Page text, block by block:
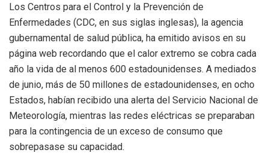
Los Centros para el Control y la Prevención de
Enfermedades (CDC, en sus siglas inglesas), la agencia
gubernamental de salud pública, ha emitido avisos en su
página web recordando que el calor extremo se cobra cada
año la vida de al menos 600 estadounidenses. A mediados
de junio, más de 50 millones de estadounidenses, en ocho
Estados, habían recibido una alerta del Servicio Nacional de
Meteorología, mientras las redes eléctricas se preparaban
para la contingencia de un exceso de consumo que
sobrepasase su capacidad.